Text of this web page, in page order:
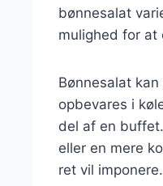
bønnesalat
mulighed for at
Bønnesalat
opbevares i
del af en
eller en mere
ret vil imponere.